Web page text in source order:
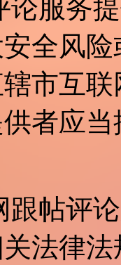
论服务
全风
市互
者应
跟帖评
法律